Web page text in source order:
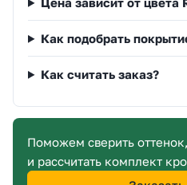
Как подобрать
Как считать заказ?
Поможем сверить
и рассчитать комплект